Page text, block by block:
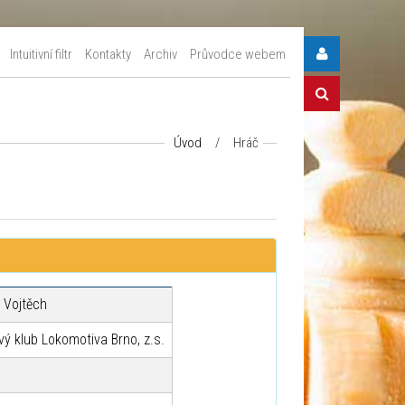
Intuitivní filtr Kontakty Archiv Průvodce webem
Úvod / Hráč
klub Lokomotiva Brno, z.s.